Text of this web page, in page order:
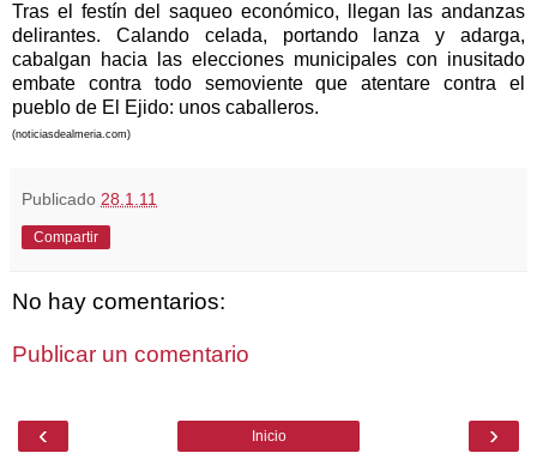
Tras el festín del saqueo económico, llegan las andanzas
delirantes. Calando celada, portando lanza y adarga,
cabalgan hacia las elecciones municipales con inusitado
embate contra todo semoviente que atentare contra el
pueblo de El Ejido: unos caballeros.
(noticiasdealmeria.com)
Publicado 28.1.11
Compartir
No hay comentarios:
Publicar un comentario
‹ ›
Inicio